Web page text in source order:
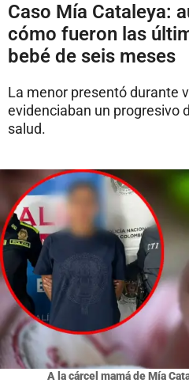
Caso Mía Cataleya:
cómo fueron las
bebé de seis meses
La menor presentó durante
evidenciaban un progresivo
salud.
A la cárcel mamá de Mía